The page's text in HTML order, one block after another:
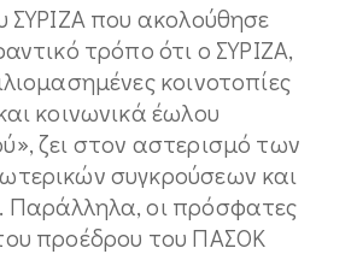
ΣΥΡΙΖΑ που ακολούθησε
τρόπο ότι ο ΣΥΡΙΖΑ,
κoινοτοπίες
κοινωνικά έωλου
ζει στον αστερισμό των
συγκρούσεων και
οι πρόσφατες
προέδρου του ΠΑΣΟΚ